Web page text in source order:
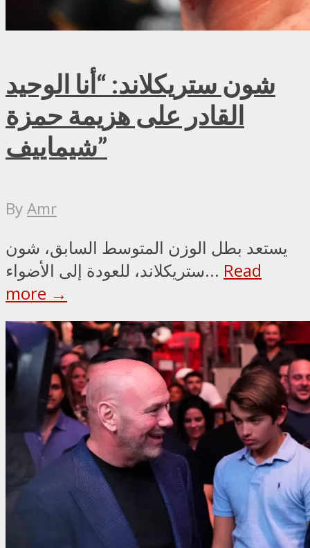
شون ستريكلاند: “أنا الوحيد
القادر على هزيمة حمزة
شيماييف”
ByAmr
يستعد بطل الوزن المتوسط السابق، شون
ستريكلاند، للعودة إلى الأضواء... Read
more →